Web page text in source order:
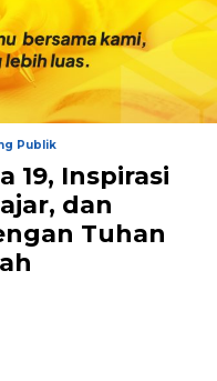
Publik
19, Inspirasi
dan
Tuhan